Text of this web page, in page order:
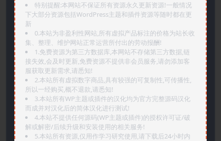
特别提醒:本网站不保证所有资源永久更新资源!一般情况
下大部分资源包括WordPress主题和插件资源等随时都在更
新
0.本站为非盈利性网站,所有虚拟产品标注的价格为站长收
集、整理、维护网站正常运营所付出的劳动报酬!
1.免费资源为第三方数据库,本网站不存储第三方数据,链
接失效,会及时更新,免费资源不提供非会员服务,请勿添加客
服获取更新需求,请悉知!
2.本站所有虚拟数字商品,具有较强的可复制性,可传播性,
所以一经购买,概不退款,请悉知!
3.本站所有WP主题或插件的汉化均为官方完整源码汉化
而成并对汉化后的简体汉化进行测试!
4.本站不提供任何源码(WP主题或插件)的授权许可证/破
解或解密/后续升级和安装使用的相关服务!
5.本站所有资源,仅用作学习研究使用,请下载后24小时内